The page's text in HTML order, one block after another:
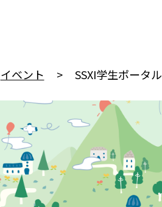
イベント SSXI学生ポータル